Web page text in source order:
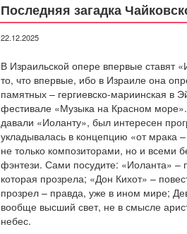
Последняя загадка
22.12.2025
В Израильской опере впервые ставят
то, что впервые, ибо в Израиле она
памятных – гергиевско-мариинская в
фестивале «Музыка на Красном
давали «Иоланту», был интересен
укладывалась в концепцию «от мрака
не только композиторами, но и всеми
фэнтези. Сами посудите: «Иоланта» –
которая прозрела; «Дон Кихот» –
прозрел – правда, уже в ином мире;
вообще высший свет, не в смысле
небес.